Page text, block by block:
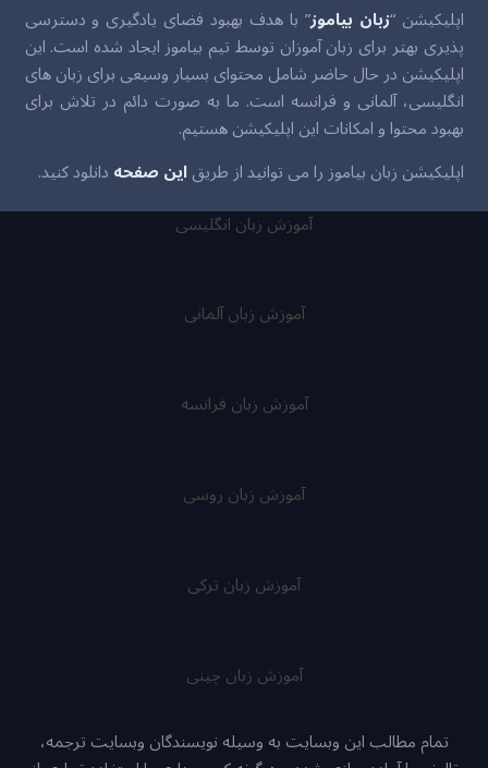
اپلیکیشن “زبان بیاموز” با هدف بهبود فضای یادگیری و دسترسی
پذیری بهتر برای زبان آموزان توسط تیم بیاموز ایجاد شده است. این
اپلیکیشن در حال حاضر شامل محتوای بسیار وسیعی برای زبان های
انگلیسی، آلمانی و فرانسه است. ما به صورت دائم در تلاش برای
بهبود محتوا و امکانات این اپلیکیشن هستیم.
اپلیکیشن زبان بیاموز را می توانید از طریقاین صفحهدانلود کنید.
آموزش زبان انگلیسی
آموزش زبان آلمانی
آموزش زبان فرانسه
آموزش زبان روسی
آموزش زبان ترکی
آموزش زبان چینی
تمام مطالب این وبسایت به وسیله نویسندگان وبسایت ترجمه،